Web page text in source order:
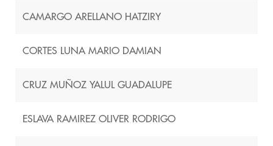
CAMARGO ARELLANO HATZIRY
CORTES LUNA MARIO DAMIAN
CRUZ MUÑOZ YALUL GUADALUPE
ESLAVA RAMIREZ OLIVER RODRIGO